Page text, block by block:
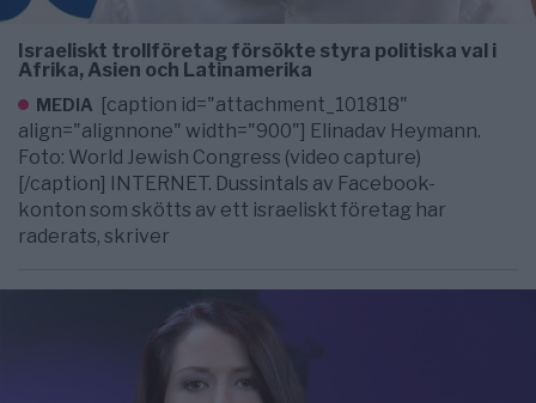
Israeliskt trollföretag försökte styra politiska val i
Afrika, Asien och Latinamerika
MEDIA [caption id="attachment_101818"
align="alignnone" width="900"] Elinadav Heymann.
Foto: World Jewish Congress (video capture)
[/caption] INTERNET. Dussintals av Facebook-
konton som skötts av ett israeliskt företag har
raderats, skriver